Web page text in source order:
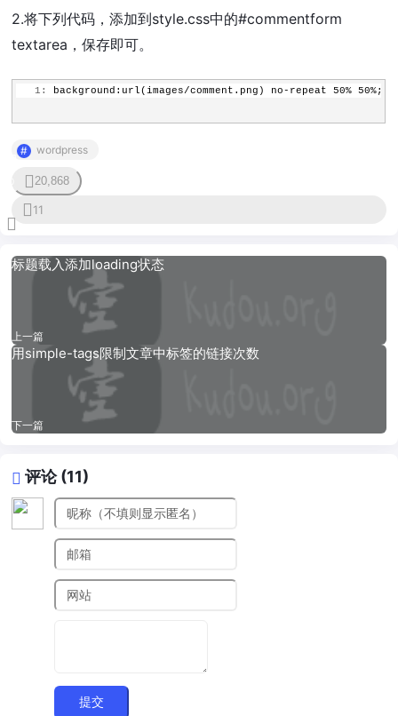
2.将下列代码，添加到style.css中的#commentform
textarea，保存即可。
   1:
background:url(images/comment.png) no-repeat 50% 50%;
wordpress
20,868
11
标题载入添加loading状态
上一篇
用simple-tags限制文章中标签的链接次数
下一篇
评论 (11)
提交